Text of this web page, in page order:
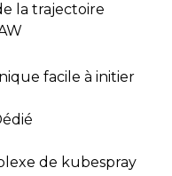
la trajectoire
facile à initier
de kubespray